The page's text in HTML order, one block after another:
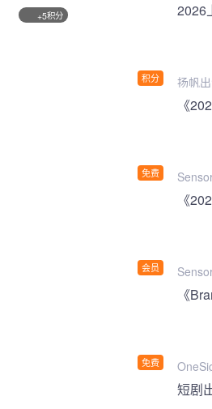
+5积分
积分
2026
扬帆
免费
《
会员
《
免费
《
短剧